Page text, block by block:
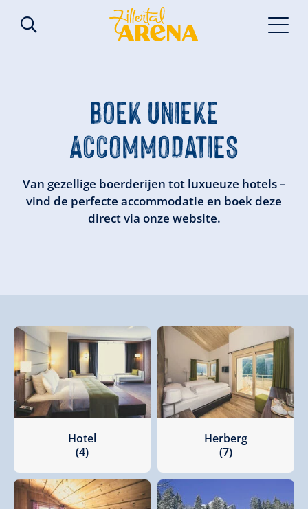
BOEKUNIEKE
ACCOMMODATIES
Van gezellige boerderijen tot luxueuze hotels –
vind de perfecte accommodatie en boek deze
direct via onze website.
Hotel
(4)
Herberg
(7)